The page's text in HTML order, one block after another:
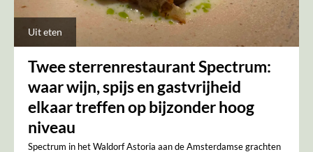
Uit eten
Twee sterrenrestaurant Spectrum:
waar wijn, spijs en gastvrijheid
elkaar treffen op bijzonder hoog
niveau
Spectrum in het Waldorf Astoria aan de Amsterdamse grachten